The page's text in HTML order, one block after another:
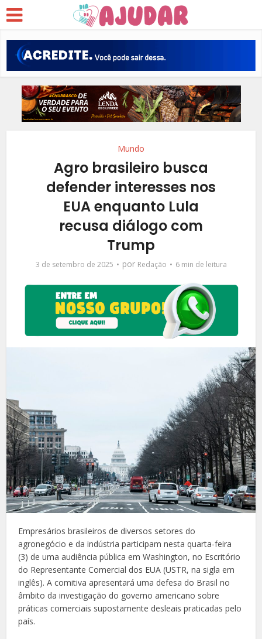
Mundo
Agro brasileiro busca
defender interesses nos
EUA enquanto Lula
recusa diálogo com
Trump
3 de setembro de 2025 por Redação 6 min de leitura
Empresários brasileiros de diversos setores do
agronegócio e da indústria participam nesta quarta-feira
(3) de uma audiência pública em Washington, no Escritório
do Representante Comercial dos EUA (USTR, na sigla em
inglês). A comitiva apresentará uma defesa do Brasil no
âmbito da investigação do governo americano sobre
práticas comerciais supostamente desleais praticadas pelo
país.